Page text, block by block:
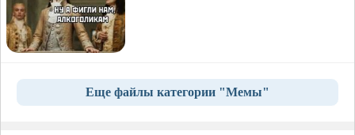
Еще файлы категории "Мемы"